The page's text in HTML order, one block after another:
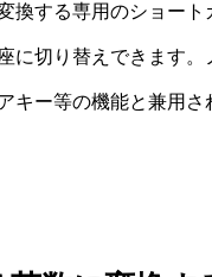
換する専用のショー
に切り替えできます
キー等の機能と兼用